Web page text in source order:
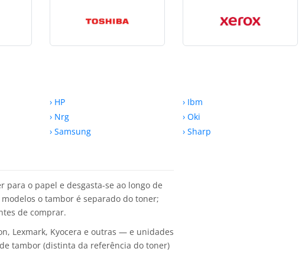
› HP
› Ibm
› Nrg
› Oki
› Samsung
› Sharp
o papel e desgasta-se ao longo de
o tambor é separado do toner;
de comprar.
Lexmark, Kyocera e outras — e unidades
tambor (distinta da referência do toner)